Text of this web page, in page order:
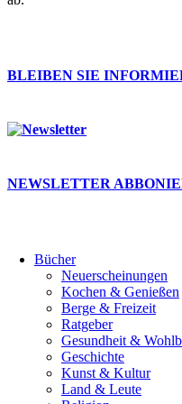
BLEIBEN SIE
NEWSLETTER
Bücher
Neuerscheinungen
Kochen & Genießen
Berge & Freizeit
Ratgeber
Gesundheit &
Geschichte
Kunst & Kultur
Land & Leute